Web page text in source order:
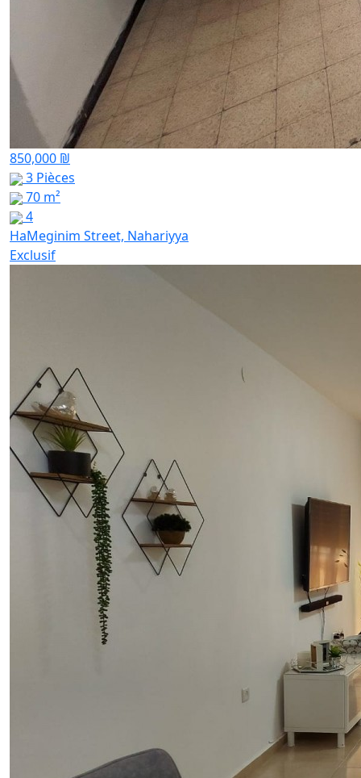
850,000 ₪
3 Pièces
70 m²
4
HaMeginim Street, Nahariyya
Exclusif